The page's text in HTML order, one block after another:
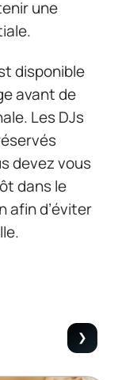
une
disponible
avant de
Les DJs
devez vous
dans le
afin d’éviter